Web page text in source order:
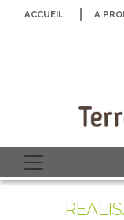
ACCUEIL À